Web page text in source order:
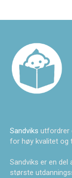
Sandviks utfordrer
for høy kvalitet og
Sandviks er en del
største